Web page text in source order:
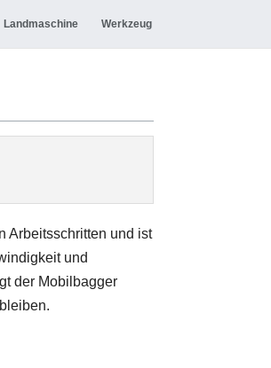
Landmaschine Werkzeug
Arbeitsschritten und ist
und
der Mobilbagger